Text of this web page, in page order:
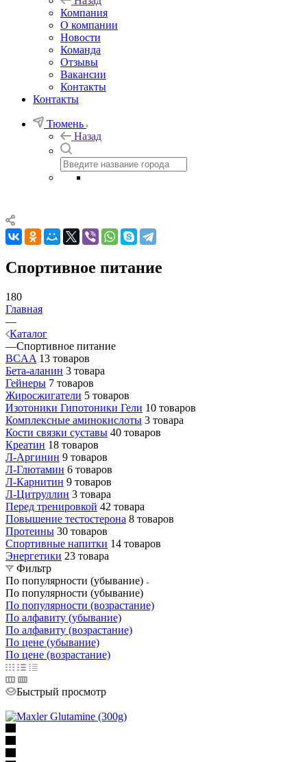
Компания
О компании
Новости
Команда
Отзывы
Вакансии
Контакты
Контакты
Тюмень
Назад
Спортивное питание
180
Главная
—
Каталог
—Спортивное питание
BCAA 13 товаров
Бета-аланин 3 товара
Гейнеры 7 товаров
Жиросжигатели 5 товаров
Изотоники Гипотоники Гели 10 товаров
Комплексные аминокислоты 3 товара
Кости связки суставы 40 товаров
Креатин 18 товаров
Л-Аргинин 9 товаров
Л-Глютамин 6 товаров
Л-Карнитин 9 товаров
Л-Цитруллин 3 товара
Перед тренировкой 42 товара
Повышение тестостерона 8 товаров
Протеины 30 товаров
Спортивные напитки 14 товаров
Энергетики 23 товара
Фильтр
По популярности (убывание)
По популярности (убывание)
По популярности (возрастание)
По алфавиту (убывание)
По алфавиту (возрастание)
По цене (убывание)
По цене (возрастание)
Быстрый просмотр